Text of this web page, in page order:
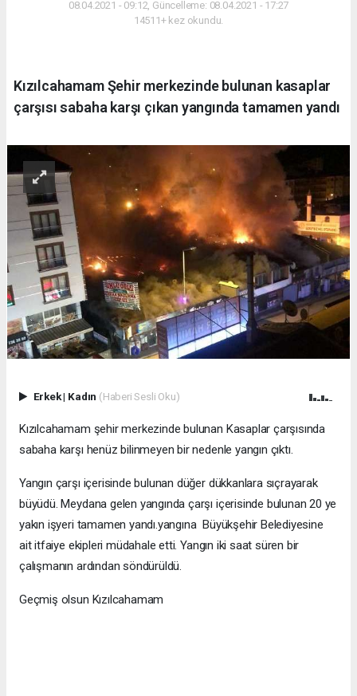
08.04.2021 - 09:12, Güncelleme: 08.04.2021 - 17:27
14511+ kez okundu.
Kızılcahamam Şehir merkezinde bulunan kasaplar
çarşısı sabaha karşı çıkan yangında tamamen yandı
Erkek| Kadın (Haberi Sesli Oku)
Kızılcahamam şehir merkezinde bulunan Kasaplar çarşısında
sabaha karşı henüz bilinmeyen bir nedenle yangın çıktı.
Yangın çarşı içerisinde bulunan düğer dükkanlara sıçrayarak
büyüdü. Meydana gelen yangında çarşı içerisinde bulunan 20 ye
yakın işyeri tamamen yandı.yangına Büyükşehir Belediyesine
ait itfaiye ekipleri müdahale etti. Yangın iki saat süren bir
çalışmanın ardından söndürüldü.
Geçmiş olsun Kızılcahamam